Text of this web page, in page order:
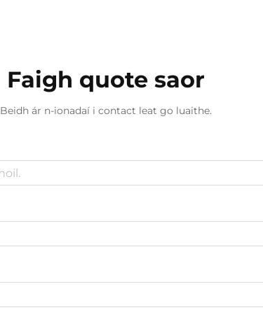
Faigh quote saor
Beidh ár n-ionadaí i contact leat go luaithe.